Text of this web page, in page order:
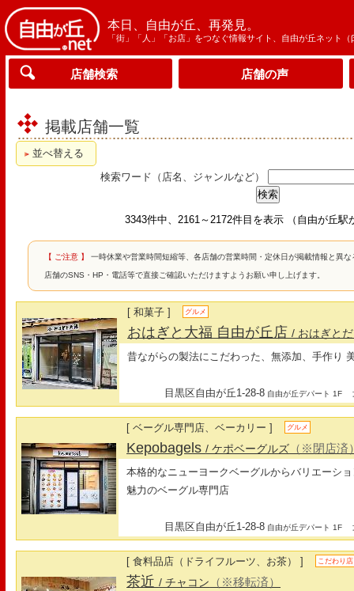
本日、自由が丘、再発見。
「街」「人」「お店」をつなぐ情報サイト、自由が丘ネット（
店舗検索 店舗の声
掲載店舗一覧
並べ替える
検索ワード（店名、ジャンルなど）
3343件中、2161～2172件目を表示 （自由が丘駅
【 ご注意 】 一時休業や営業時間短縮等、各店舗の営業時間・定休日が掲載情報と異
店舗のSNS・HP・電話等で直接ご確認いただけますようお願い申し上げます。
[ 和菓子 ] グルメ
おはぎと大福 自由が丘店/ おはぎと
昔ながらの製法にこだわった、無添加、手作り
目黒区自由が丘1-28-8 自由が丘デパート 1F
[ ベーグル専門店、ベーカリー ] グルメ
Kepobagels/ ケポベーグルズ （※閉店済
本格的なニューヨークベーグルからバリエーシ
魅力のベーグル専門店
目黒区自由が丘1-28-8 自由が丘デパート 1F
[ 食料品店（ドライフルーツ、お茶） ] こだわり店
茶近/ チャコン （※移転済）